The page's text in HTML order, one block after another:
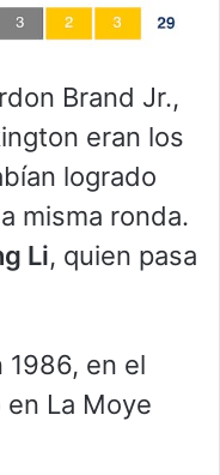
Brand Jr.,
eran los
logrado
misma ronda.
Li, quien pasa
1986, en el
La Moye